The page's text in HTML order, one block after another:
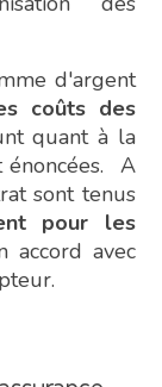
d'argent
coûts des
quant à la
énoncées. A
sont tenus
pour les
accord avec